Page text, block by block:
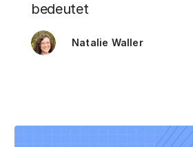
bedeutet
Natalie Waller